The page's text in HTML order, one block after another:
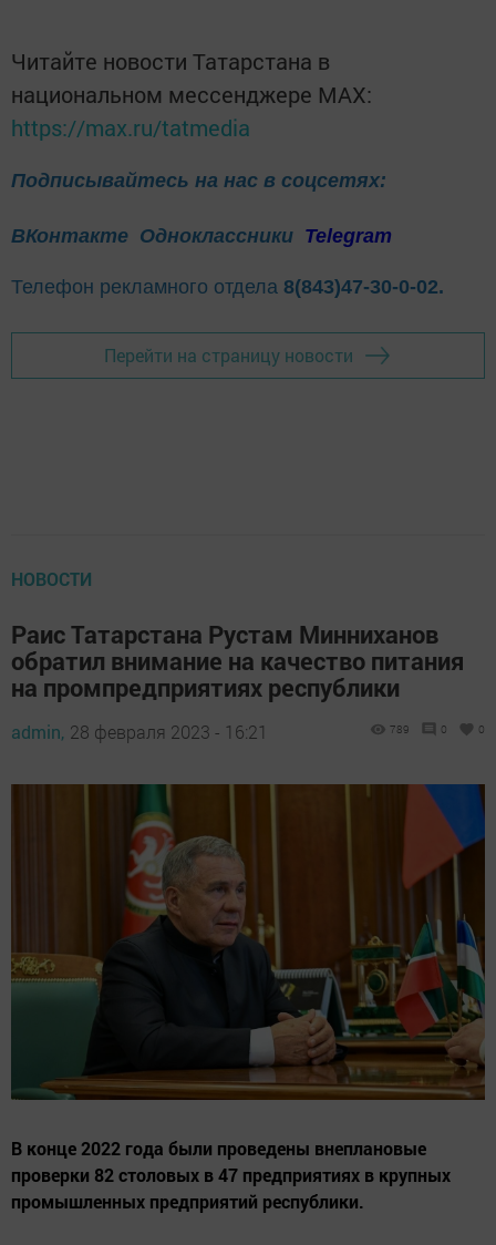
Читайте новости Татарстана в
национальном мессенджере MАХ:
https://max.ru/tatmedia
Подписывайтесь на нас в соцсетях:
ВКонтакте Одноклассники Telegram
Телефон рекламного отдела 8(843)47-30-0-02.
Перейти на страницу новости
НОВОСТИ
Раис Татарстана Рустам Минниханов
обратил внимание на качество питания
на промпредприятиях республики
admin, 28 февраля 2023 - 16:21 789 0 0
В конце 2022 года были проведены внеплановые
проверки 82 столовых в 47 предприятиях в крупных
промышленных предприятий республики.